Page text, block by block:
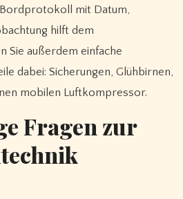
mit Datum,
hilft dem
Sie außerdem einfache
dabei: Sicherungen, Glühbirnen,
mobilen Luftkompressor.
Fragen zur